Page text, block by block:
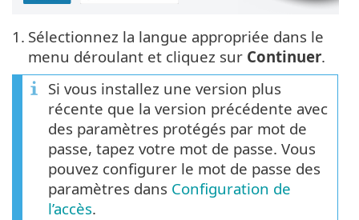
1. Sélectionnez la langue appropriée dans le
menu déroulant et cliquez sur Continuer.
Si vous installez une version plus
récente que la version précédente avec
des paramètres protégés par mot de
passe, tapez votre mot de passe. Vous
pouvez configurer le mot de passe des
paramètres dans Configuration de
l’accès.